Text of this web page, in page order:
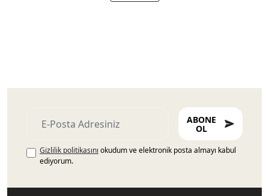
ABONE
OL
Gizlilik politikasını okudum ve elektronik posta almayı kabul
ediyorum.